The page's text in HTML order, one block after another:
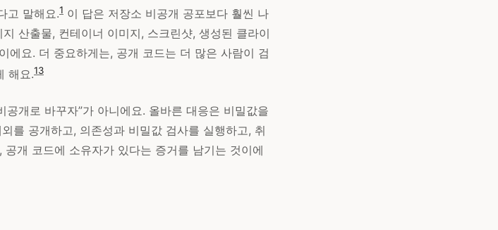
고 말해요.1 이 답은 저장소 비공개 공포보다 훨씬 나
산출물, 컨테이너 이미지, 스크린샷, 생성된 클라이
에요. 더 중요하게는, 공개 코드는 더 많은 사람이 검
해요.13
개로 바꾸자”가 아니에요. 올바른 대응은 비밀값을
를 공개하고, 의존성과 비밀값 검사를 실행하고, 취
개 코드에 소유자가 있다는 증거를 남기는 것이에